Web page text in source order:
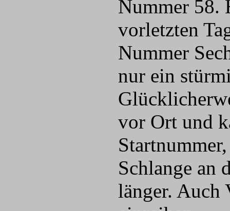
Nummer 58.
vorletzten
Nummer
nur ein
vor Ort und
Schlange an
länger. Auch